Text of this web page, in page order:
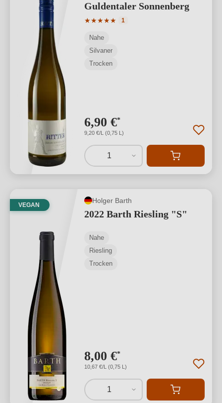
Guldentaler Sonnenberg
★★★★★
Durchschnittliche Bewertung von 5
1
Nahe
Silvaner
Trocken
6,90 €*
9,20 €/L (0,75 L)
1
VEGAN
Holger Barth
2022 Barth Riesling "S"
Nahe
Riesling
Trocken
8,00 €*
10,67 €/L (0,75 L)
1